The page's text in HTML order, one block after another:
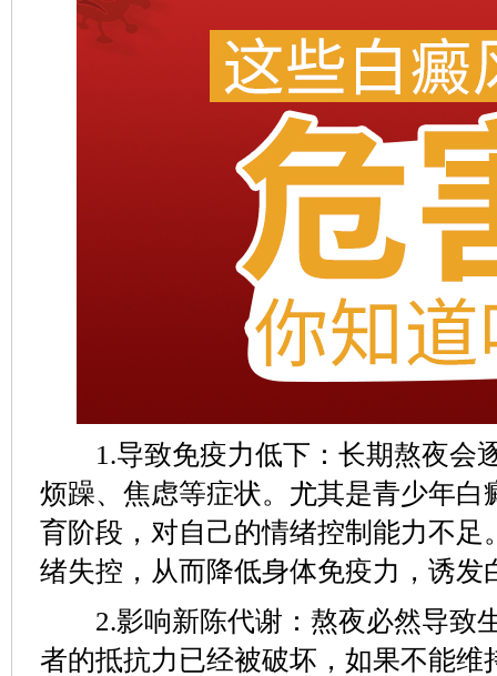
1.导致免疫力低下：长期熬夜会
烦躁、焦虑等症状。尤其是青少年白
育阶段，对自己的情绪控制能力不足
绪失控，从而降低身体免疫力，诱发
2.影响新陈代谢：熬夜必然导致
者的抵抗力已经被破坏，如果不能维